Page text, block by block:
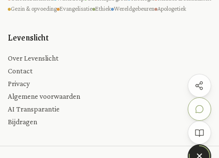
Gezin & opvoeding Evangelisatie Ethiek Wereldgebeuren Apologetiek
Levenslicht
Over Levenslicht
Contact
Privacy
Algemene voorwaarden
AI Transparantie
Bijdragen